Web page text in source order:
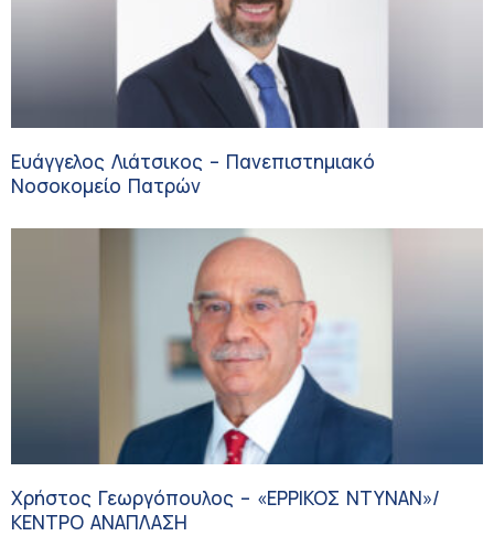
Ευάγγελος Λιάτσικος – Πανεπιστημιακό
Νοσοκομείο Πατρών
Χρήστος Γεωργόπουλος – «ΕΡΡΙΚΟΣ ΝΤΥΝΑΝ»/
ΚΕΝΤΡΟ ΑΝΑΠΛΑΣΗ